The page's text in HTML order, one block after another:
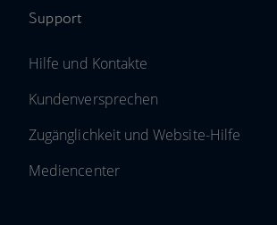
Support
Hilfe und Kontakte
Kundenversprechen
Zugänglichkeit und Website-Hilfe
Mediencenter